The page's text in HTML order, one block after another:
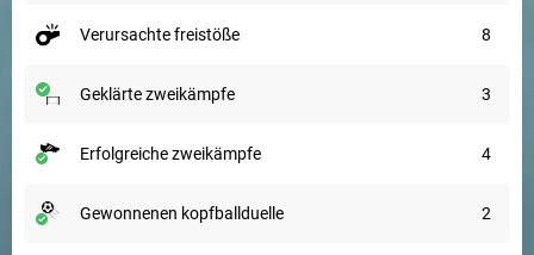
verursachte freistöße 8
geklärte zweikämpfe 3
erfolgreiche zweikämpfe 4
gewonnenen kopfballduelle 2